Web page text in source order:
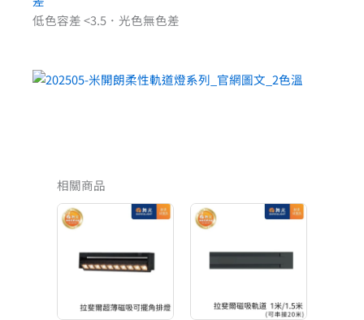
低色容差 <3.5．光色無色差
相關商品
原
格：
NT$7,500。
目
前
格：
NT$825。
價
格
圍：
NT$440